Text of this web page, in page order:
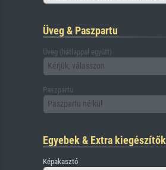
Üveg & Paszpartu
Üveg (hátlappal együtt)
Kérjük, válasszon
Paszpartu
Paszpartu nélkül
Egyebek & Extra kiegészítők
Képakasztó